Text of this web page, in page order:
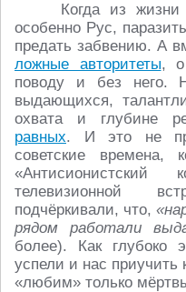
Когда из жизни
особенно Рус,
предать забвению. А
ложные авторитеты, о
поводу и без него.
выдающихся,
охвата и глубине
равных. И это не
советские времена,
телевизионной
подчёркивали, что,
рядом работали
более). Как глубоко
успели и нас приучить
«любим» только